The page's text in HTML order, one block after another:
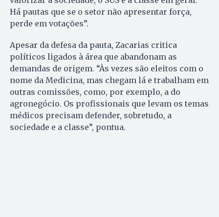
Há pautas que se o setor não apresentar força,
perde em votações”.
Apesar da defesa da pauta, Zacarias critica
políticos ligados à área que abandonam as
demandas de origem. “Às vezes são eleitos com o
nome da Medicina, mas chegam lá e trabalham em
outras comissões, como, por exemplo, a do
agronegócio. Os profissionais que levam os temas
médicos precisam defender, sobretudo, a
sociedade e a classe”, pontua.